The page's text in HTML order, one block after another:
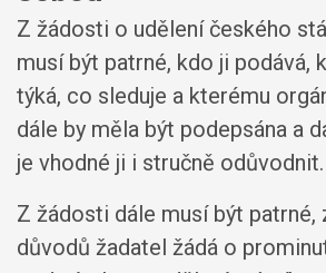
Z žádosti o udělení českého
musí být patrné, kdo ji podává,
týká, co sleduje a kterému
dále by měla být podepsána a
je vhodné ji i stručně odůvodnit.
Z žádosti dále musí být patrné,
důvodů žadatel žádá o